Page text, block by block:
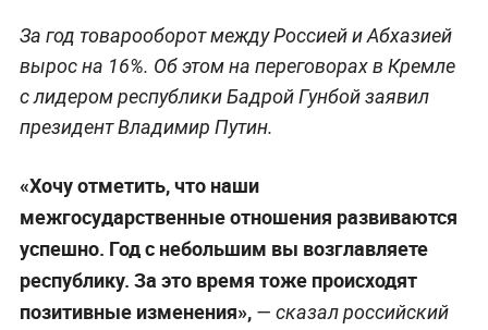
За год товарооборот между Россией и Абхазией
вырос на 16%. Об этом на переговорах в Кремле
с лидером республики Бадрой Гунбой заявил
президент Владимир Путин.
«Хочу отметить, что наши
межгосударственные отношения развиваются
успешно. Год с небольшим вы возглавляете
республику. За это время тоже происходят
позитивные изменения», — сказал российский